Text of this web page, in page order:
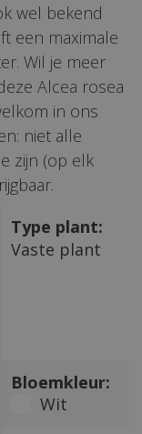
wel bekend
een maximale
Wil je meer
Alcea rosea
in ons
niet alle
zijn (op elk
Type plant:
Vaste plant
Bloemkleur:
Wit